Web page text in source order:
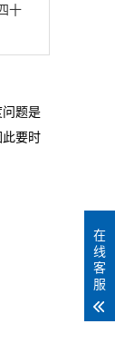
十
题是
要时
在
线
客
服